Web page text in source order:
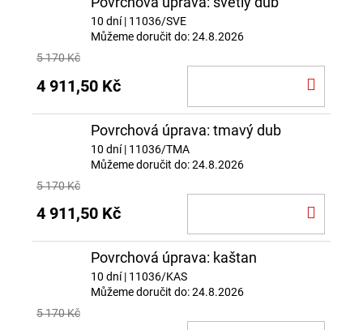
10 dní| 11036/SVE
Můžeme doručit do:24.8.2026
5 170 Kč
4 911,50 Kč
Povrchová úprava: tmavý dub
10 dní| 11036/TMA
Můžeme doručit do:24.8.2026
5 170 Kč
4 911,50 Kč
Povrchová úprava: kaštan
10 dní| 11036/KAS
Můžeme doručit do:24.8.2026
5 170 Kč